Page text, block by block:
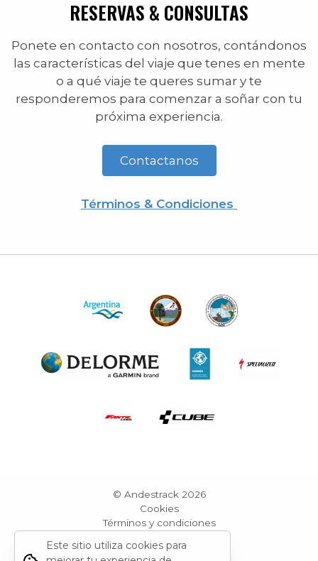
RESERVAS & CONSULTAS
Ponete en contacto con nosotros, contándonos
las características del viaje que tenes en mente
o a qué viaje te queres sumar y te
responderemos para comenzar a soñar con tu
próxima experiencia.
Contactanos
Términos & Condiciones
© Andestrack 2026
Cookies
Términos y condiciones
Powered by Grid Web Engine
Este sitio utiliza cookies para